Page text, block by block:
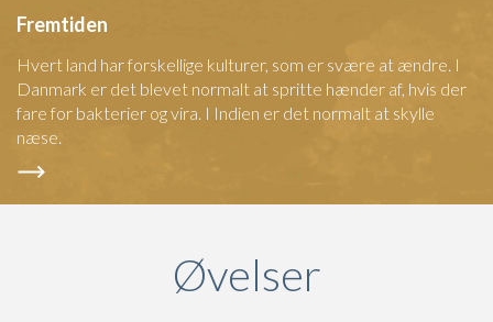
Fremtiden
Hvert land har forskellige kulturer, som er svære at ændre. I
Danmark er det blevet normalt at spritte hænder af, hvis der
fare for bakterier og vira. I Indien er det normalt at skylle
næse.
Øvelser